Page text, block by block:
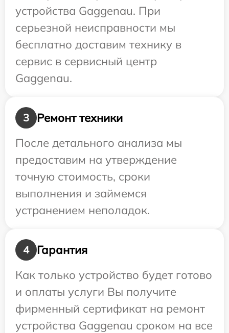
устройства Gaggenau. При
серьезной неисправности мы
бесплатно доставим технику в
сервис в сервисный центр
Gaggenau.
3
Ремонт техники
После детального анализа мы
предоставим на утверждение
точную стоимость, сроки
выполнения и займемся
устранением неполадок.
4
Гарантия
Как только устройство будет готово
и оплаты услуги Вы получите
фирменный сертификат на ремонт
устройства Gaggenau сроком на все